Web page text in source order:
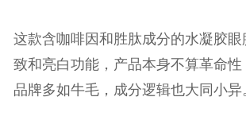
这款含咖啡因和胜肽成分的水凝胶
致和亮白功能，产品本身不算革命
品牌多如牛毛，成分逻辑也大同小异